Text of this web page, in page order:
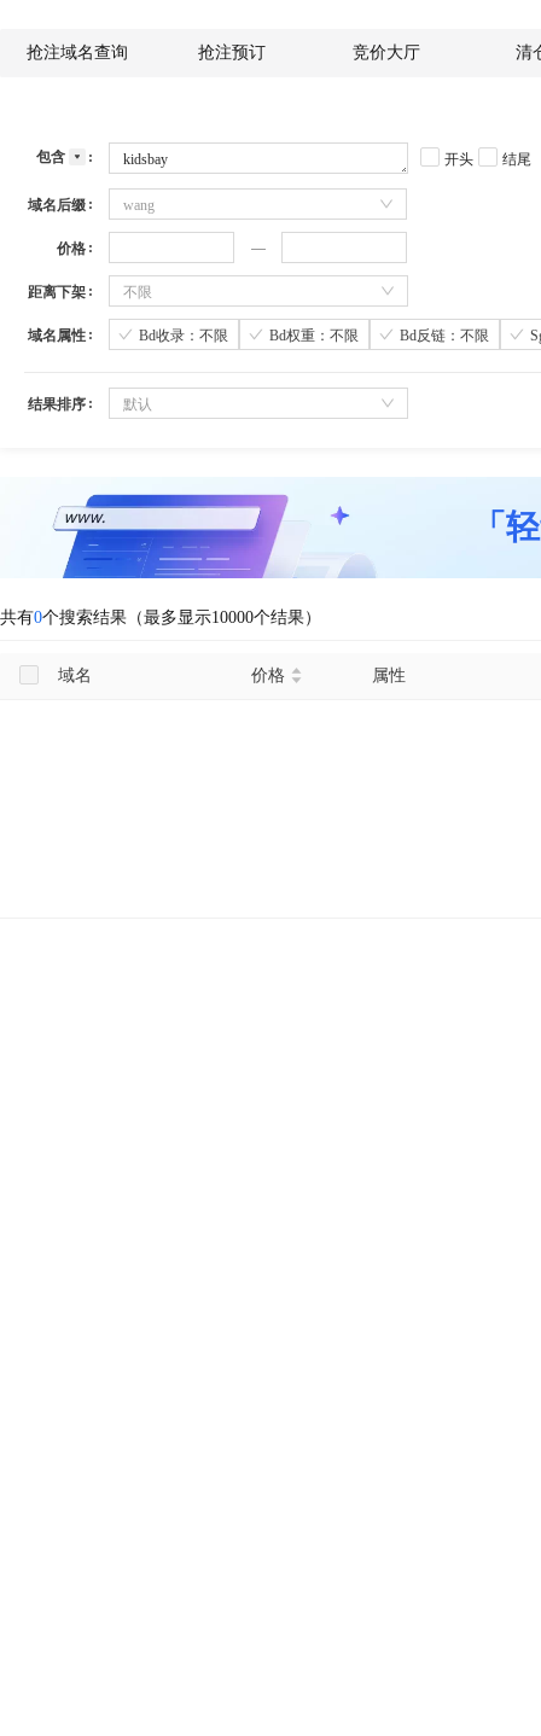
抢注域名查询 抢注预订 竞价大厅 清
包含 开头 结尾
域名后缀 wang
价格
距离下架 不限
域名属性 Bd收录：不限 Bd权重：不限 Bd反链：不限
结果排序 默认
「
共有0个搜索结果（最多显示10000个结果）
域名 价格 属性